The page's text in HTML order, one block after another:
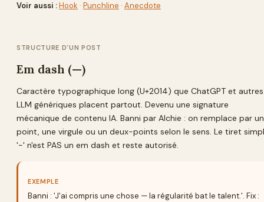
Voir aussi :Hook · Punchline · Anecdote
STRUCTURE D'UN POST
Em dash (—)
Caractère typographique long (U+2014) que ChatGPT et autres
LLM génériques placent partout. Devenu une signature
mécanique de contenu IA. Banni par Alchie : on remplace par un
point, une virgule ou un deux-points selon le sens. Le tiret
'-' n'est PAS un em dash et reste autorisé.
EXEMPLE
Banni : 'J'ai compris une chose — la régularité bat le talent.'. Fix :